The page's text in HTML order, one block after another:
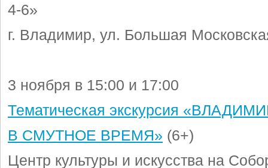
4-6»
г. Владимир, ул. Большая
3 ноября в 15:00 и 17:00
Тематическая экскурсия
В СМУТНОЕ ВРЕМЯ» (6+)
Центр культуры и искусства на